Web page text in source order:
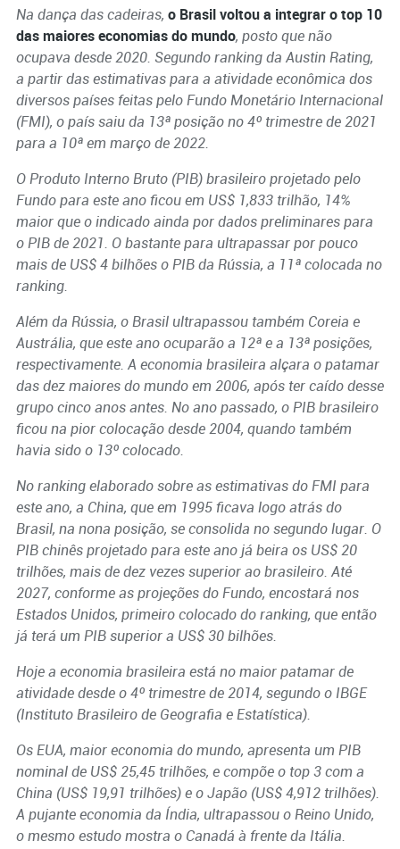
Na dança das cadeiras, o Brasil voltou a integrar o top 10
das maiores economias do mundo, posto que não
ocupava desde 2020. Segundo ranking da Austin Rating,
a partir das estimativas para a atividade econômica dos
diversos países feitas pelo Fundo Monetário Internacional
(FMI), o país saiu da 13ª posição no 4º trimestre de 2021
para a 10ª em março de 2022.
O Produto Interno Bruto (PIB) brasileiro projetado pelo
Fundo para este ano ficou em US$ 1,833 trilhão, 14%
maior que o indicado ainda por dados preliminares para
o PIB de 2021. O bastante para ultrapassar por pouco
mais de US$ 4 bilhões o PIB da Rússia, a 11ª colocada no
ranking.
Além da Rússia, o Brasil ultrapassou também Coreia e
Austrália, que este ano ocuparão a 12ª e a 13ª posições,
respectivamente. A economia brasileira alçara o patamar
das dez maiores do mundo em 2006, após ter caído desse
grupo cinco anos antes. No ano passado, o PIB brasileiro
ficou na pior colocação desde 2004, quando também
havia sido o 13º colocado.
No ranking elaborado sobre as estimativas do FMI para
este ano, a China, que em 1995 ficava logo atrás do
Brasil, na nona posição, se consolida no segundo lugar. O
PIB chinês projetado para este ano já beira os US$ 20
trilhões, mais de dez vezes superior ao brasileiro. Até
2027, conforme as projeções do Fundo, encostará nos
Estados Unidos, primeiro colocado do ranking, que então
já terá um PIB superior a US$ 30 bilhões.
Hoje a economia brasileira está no maior patamar de
atividade desde o 4º trimestre de 2014, segundo o IBGE
(Instituto Brasileiro de Geografia e Estatística).
Os EUA, maior economia do mundo, apresenta um PIB
nominal de US$ 25,45 trilhões, e compõe o top 3 com a
China (US$ 19,91 trilhões) e o Japão (US$ 4,912 trilhões).
A pujante economia da Índia, ultrapassou o Reino Unido,
o mesmo estudo mostra o Canadá à frente da Itália.